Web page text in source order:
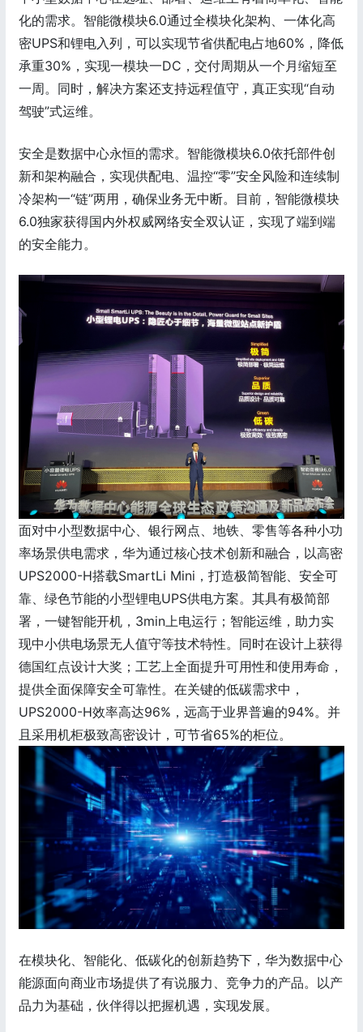
化的需求。智能微模块6.0通过全模块化架构、一体化高
密UPS和锂电入列，可以实现节省供配电占地60%，降低
承重30%，实现一模块一DC，交付周期从一个月缩短至
一周。同时，解决方案还支持远程值守，真正实现“自动
驾驶”式运维。
安全是数据中心永恒的需求。智能微模块6.0依托部件创
新和架构融合，实现供配电、温控“零”安全风险和连续制
冷架构一“链”两用，确保业务无中断。目前，智能微模块
6.0独家获得国内外权威网络安全双认证，实现了端到端
的安全能力。
面对中小型数据中心、银行网点、地铁、零售等各种小功
率场景供电需求，华为通过核心技术创新和融合，以高密
UPS2000-H搭载SmartLi Mini，打造极简智能、安全可
靠、绿色节能的小型锂电UPS供电方案。其具有极简部
署，一键智能开机，3min上电运行；智能运维，助力实
现中小供电场景无人值守等技术特性。同时在设计上获得
德国红点设计大奖；工艺上全面提升可用性和使用寿命，
提供全面保障安全可靠性。在关键的低碳需求中，
UPS2000-H效率高达96%，远高于业界普遍的94%。并
且采用机柜极致高密设计，可节省65%的柜位。
在模块化、智能化、低碳化的创新趋势下，华为数据中心
能源面向商业市场提供了有说服力、竞争力的产品。以产
品力为基础，伙伴得以把握机遇，实现发展。